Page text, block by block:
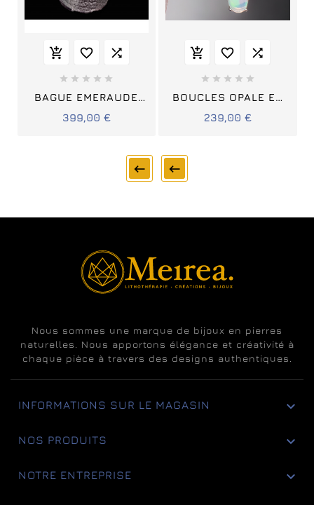
  
    
BAGUE EMERAUDE
57
399,00 €
  
    
BOUCLES OPALE ET
925
239,00 €
 
Nous sommes une marque de bijoux en pierres
naturelles. Nous apportons élégance et créativité à
chaque pièce à travers des designs authentiques.
INFORMATIONS SUR LE MAGASIN 
NOS PRODUITS 
NOTRE ENTREPRISE 